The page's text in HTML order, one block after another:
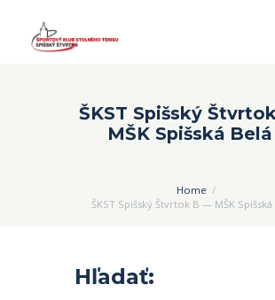
ŠKST Spišský
MŠK Spišská
Home
ŠKST Spišský Štvrtok B — MŠK Spišská
Hľadať: